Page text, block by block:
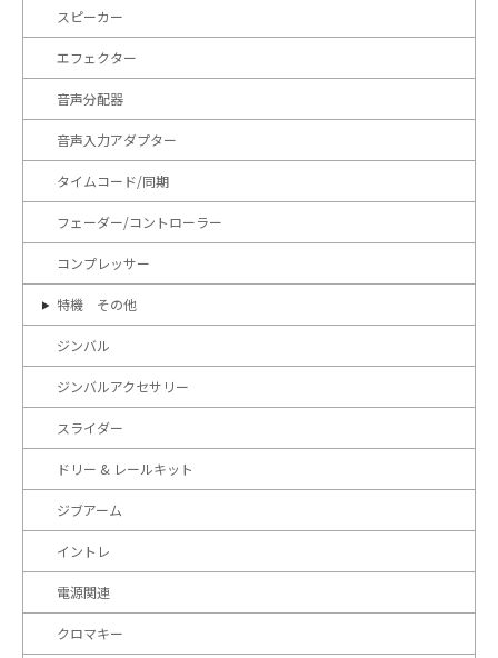
スピーカー
エフェクター
音声分配器
音声入力アダプター
タイムコード/同期
フェーダー/コントローラー
コンプレッサー
特機 その他
ジンバル
ジンバルアクセサリー
スライダー
ドリー & レールキット
ジブアーム
イントレ
電源関連
クロマキー